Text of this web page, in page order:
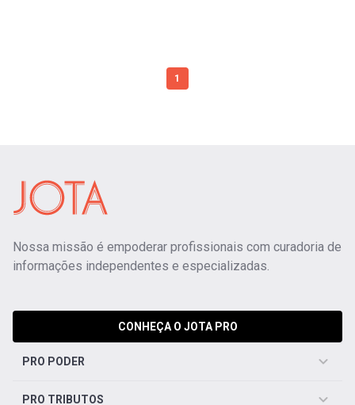
1
Nossa missão é empoderar profissionais com curadoria de
informações independentes e especializadas.
CONHEÇA O JOTA PRO
PRO PODER
PRO TRIBUTOS